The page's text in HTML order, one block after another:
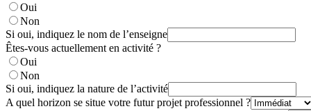
Oui
Non
Si oui, indiquez le nom de l’enseigne
Êtes-vous actuellement en activité ?
Oui
Non
Si oui, indiquez la nature de l’activité
A quel horizon se situe votre futur projet professionnel ?